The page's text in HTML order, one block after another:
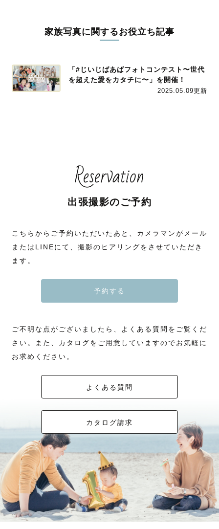
家族写真に関するお役立ち記事
「#じいじばあばフォトコンテスト〜世代
を超えた愛をカタチに〜」を開催！
2025.05.09更新
Reservation
出張撮影のご予約
こちらからご予約いただいたあと、カメラマンがメール
またはLINEにて、撮影のヒアリングをさせていただき
ます。
予約する
ご不明な点がございましたら、よくある質問をご覧くだ
さい。また、カタログをご用意していますのでお気軽に
お求めください。
よくある質問
カタログ請求